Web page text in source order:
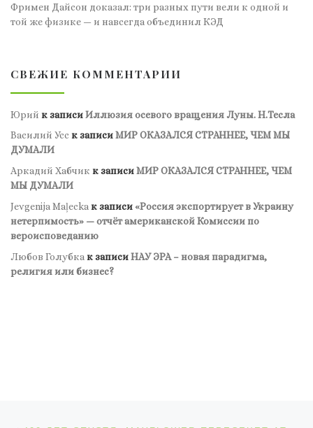
Фримен Дайсон доказал: три разных пути вели к одной и
той же физике — и навсегда объединил КЭД
СВЕЖИЕ КОММЕНТАРИИ
Юрий к записиИллюзия осевого вращения Луны. Н.Тесла
Василий Усс к записиМИР ОКАЗАЛСЯ СТРАННЕЕ, ЧЕМ МЫ
ДУМАЛИ
Аркадий Хабчик к записиМИР ОКАЗАЛСЯ СТРАННЕЕ, ЧЕМ
МЫ ДУМАЛИ
Jevgenija Maļecka к записи«Россия экспортирует в Украину
нетерпимость» — отчёт американской Комиссии по
вероисповеданию
Любов Голубка к записиНАУ ЭРА – новая парадигма,
религия или бизнес?